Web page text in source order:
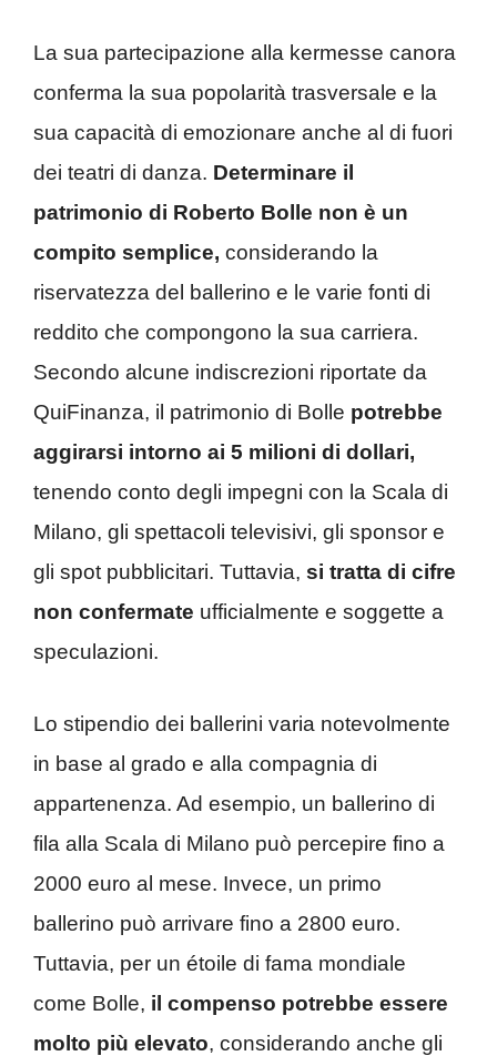
La sua partecipazione alla kermesse canora
conferma la sua popolarità trasversale e la
sua capacità di emozionare anche al di fuori
dei teatri di danza. Determinare il
patrimonio di Roberto Bolle non è un
compito semplice, considerando la
riservatezza del ballerino e le varie fonti di
reddito che compongono la sua carriera.
Secondo alcune indiscrezioni riportate da
QuiFinanza, il patrimonio di Bolle potrebbe
aggirarsi intorno ai 5 milioni di dollari,
tenendo conto degli impegni con la Scala di
Milano, gli spettacoli televisivi, gli sponsor e
gli spot pubblicitari. Tuttavia, si tratta di cifre
non confermate ufficialmente e soggette a
speculazioni.
Lo stipendio dei ballerini varia notevolmente
in base al grado e alla compagnia di
appartenenza. Ad esempio, un ballerino di
fila alla Scala di Milano può percepire fino a
2000 euro al mese. Invece, un primo
ballerino può arrivare fino a 2800 euro.
Tuttavia, per un étoile di fama mondiale
come Bolle, il compenso potrebbe essere
molto più elevato, considerando anche gli